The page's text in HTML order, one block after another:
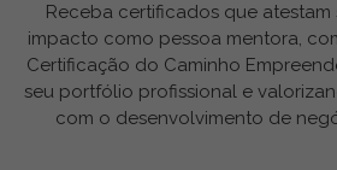
Receba certificados que
impacto como pessoa mentora,
Certificação do Caminho
seu portfólio profissional e
com o desenvolvimento de